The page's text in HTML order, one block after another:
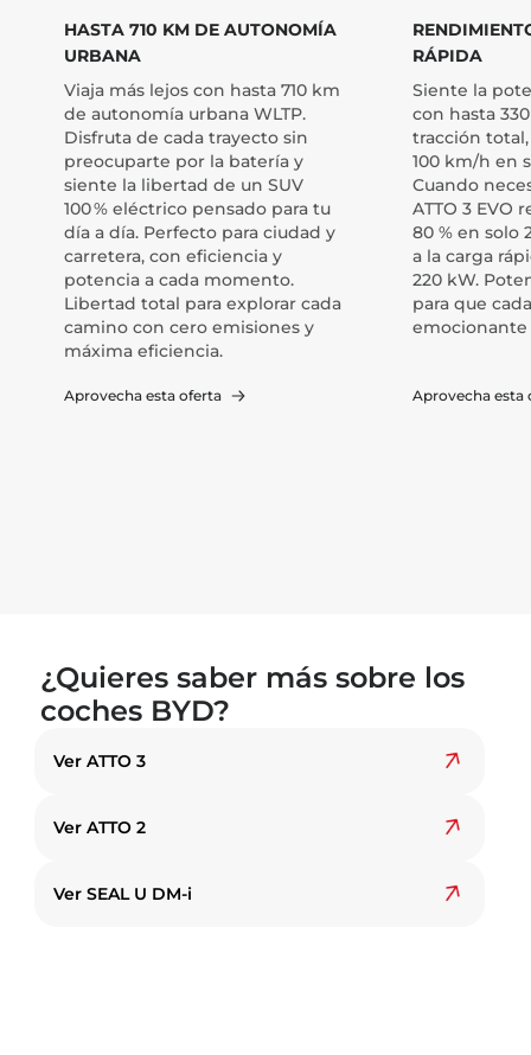
HASTA 710 KM DE AUTONOMÍA
URBANA
Viaja más lejos con hasta 710 km
de autonomía urbana WLTP.
Disfruta de cada trayecto sin
preocuparte por la batería y
siente la libertad de un SUV
100 % eléctrico pensado para tu
día a día. Perfecto para ciudad y
carretera, con eficiencia y
potencia a cada momento.
Libertad total para explorar cada
camino con cero emisiones y
máxima eficiencia.
Aprovecha esta oferta
RÁPIDA
Siente la
con hasta
tracción
100 km/h en
Cuando
ATTO 3 EVO
80 % en solo
a la carga
220 kW.
para que
emocionante
Aprovecha esta
¿Quieres saber más sobre los
coches BYD?
Ver ATTO 3
Ver ATTO 2
Ver SEAL U DM-i